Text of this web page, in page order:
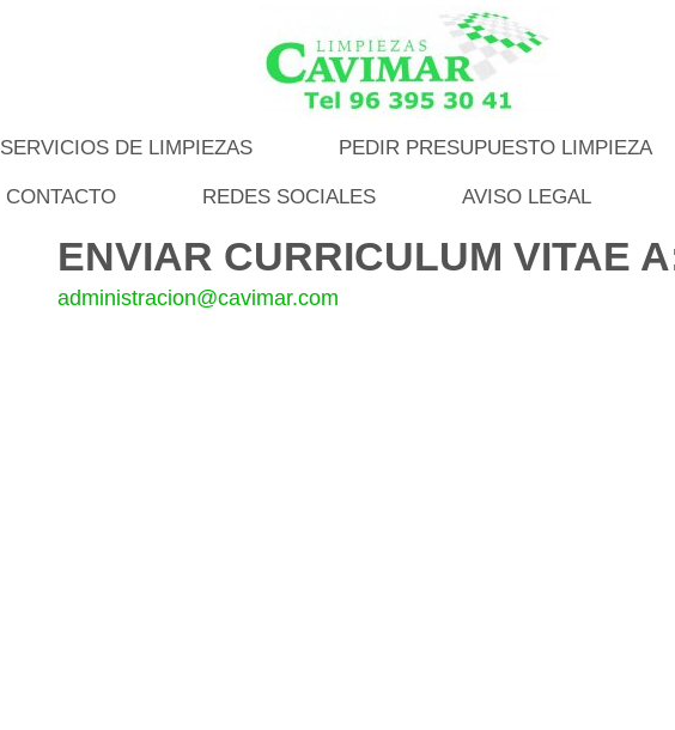
SERVICIOS DE LIMPIEZAS PEDIR PRESUPUESTO LIMPIEZA
CONTACTO REDES SOCIALES AVISO LEGAL
ENVIAR CURRICULUM VITAE
administracion@cavimar.com